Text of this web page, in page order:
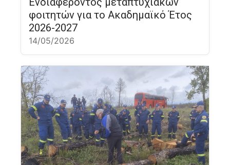
φοιτητών για το Ακαδημαϊκό Έτος
2026-2027
14/05/2026